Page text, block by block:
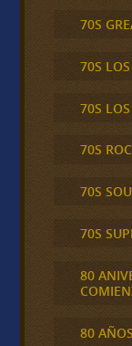
70S
70S
70S
70S
70S
70S
80
80